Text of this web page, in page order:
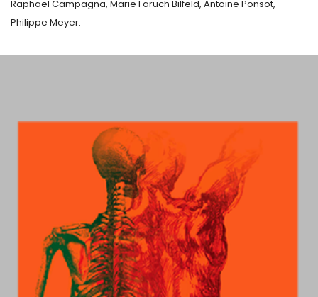
Raphaël Campagna, Marie Faruch Bilfeld, Antoine Ponsot,
Philippe Meyer.